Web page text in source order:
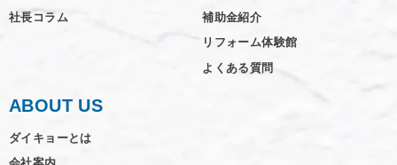
社長コラム
補助金紹介
リフォーム体験館
よくある質問
ABOUT US
ダイキョーとは